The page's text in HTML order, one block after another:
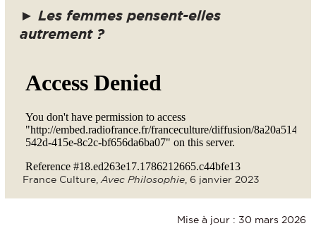
► Les femmes pensent-elles
autrement ?
France Culture, Avec Philosophie , 6 janvier 2023
Mise à jour : 30 mars 2026